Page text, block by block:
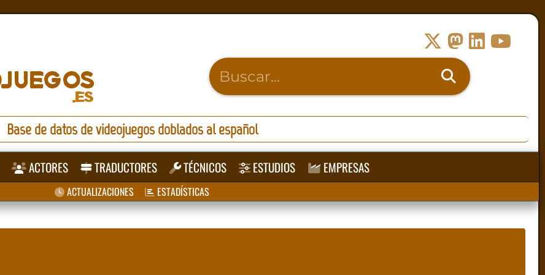
Base de datos de videojuegos doblados al español
ACTORES TRADUCTORES TÉCNICOS ESTUDIOS EMPRESAS
ACTUALIZACIONES ESTADÍSTICAS